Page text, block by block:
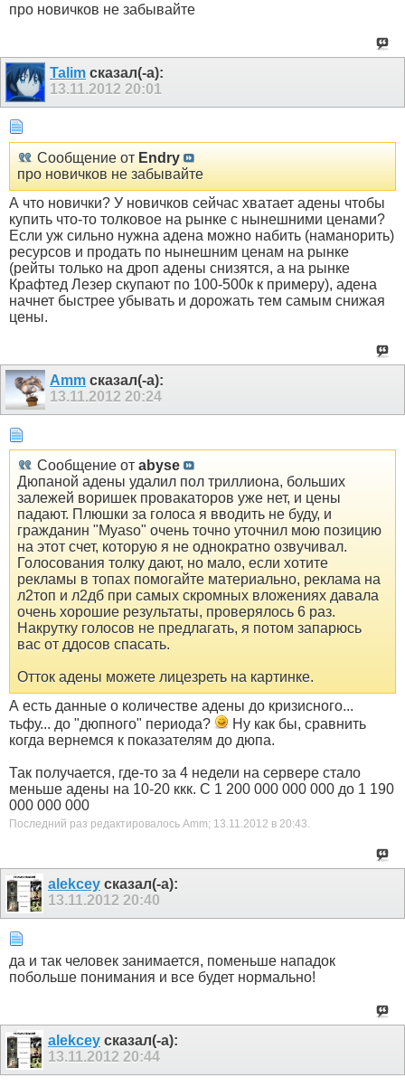
про новичков не забывайте
Talim сказал(-а):
13.11.2012 20:01
Сообщение от Endry
про новичков не забывайте
А что новички? У новичков сейчас хватает адены чтобы
купить что-то толковое на рынке с нынешними ценами?
Если уж сильно нужна адена можно набить (наманорить)
ресурсов и продать по нынешним ценам на рынке
(рейты только на дроп адены снизятся, а на рынке
Крафтед Лезер скупают по 100-500к к примеру), адена
начнет быстрее убывать и дорожать тем самым снижая
цены.
Amm сказал(-а):
13.11.2012 20:24
Сообщение от abyse
Дюпаной адены удалил пол триллиона, больших
залежей воришек провакаторов уже нет, и цены
падают. Плюшки за голоса я вводить не буду, и
гражданин "Myaso" очень точно уточнил мою позицию
на этот счет, которую я не однократно озвучивал.
Голосования толку дают, но мало, если хотите
рекламы в топах помогайте материально, реклама на
л2топ и л2дб при самых скромных вложениях давала
очень хорошие результаты, проверялось 6 раз.
Накрутку голосов не предлагать, я потом запарюсь
вас от ддосов спасать.
Отток адены можете лицезреть на картинке.
А есть данные о количестве адены до кризисного...
тьфу... до "дюпного" периода?
Ну как бы, сравнить
когда вернемся к показателям до дюпа.
Так получается, где-то за 4 недели на сервере стало
меньше адены на 10-20 ккк. С 1 200 000 000 000 до 1 190
000 000 000
Последний раз редактировалось Amm; 13.11.2012 в 20:43
alekceyсказал(-а):
13.11.2012 20:40
да и так человек занимается, поменьше нападок
побольше понимания и все будет нормально!
alekceyсказал(-а):
13.11.2012 20:44